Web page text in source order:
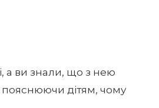
а ви знали, що з нею
пояснюючи дітям, чому